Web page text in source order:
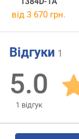
від 3 670 грн.
Відгуки 1
5.0
1 відгук